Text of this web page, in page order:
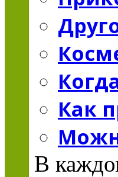
Как
В